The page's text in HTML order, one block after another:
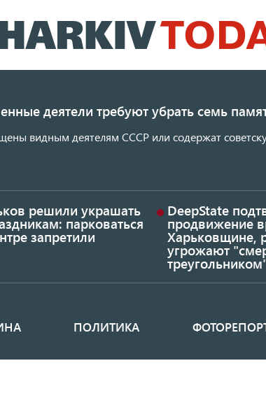
к
основному
деятели требуют убрать семь
видным деятелям СССР или содержат
решили украшать
парковаться
запретили
DeepState
продвижение
Харьковщине,
угрожают
ПОЛИТИКА